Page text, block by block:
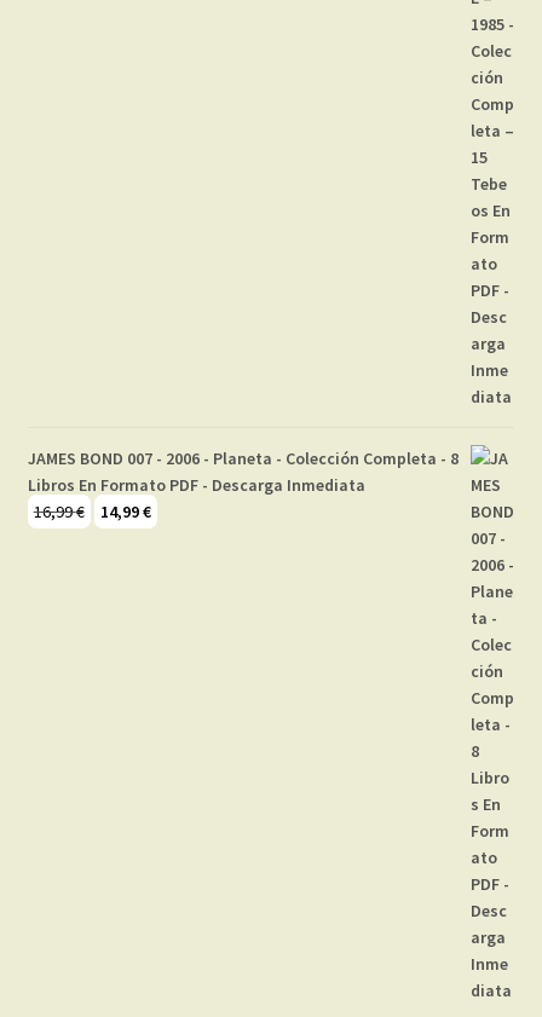
JAMES BOND 007 - 2006 - Planeta - Colección Completa - 8
Libros En Formato PDF - Descarga Inmediata
16,99€
El14,99€